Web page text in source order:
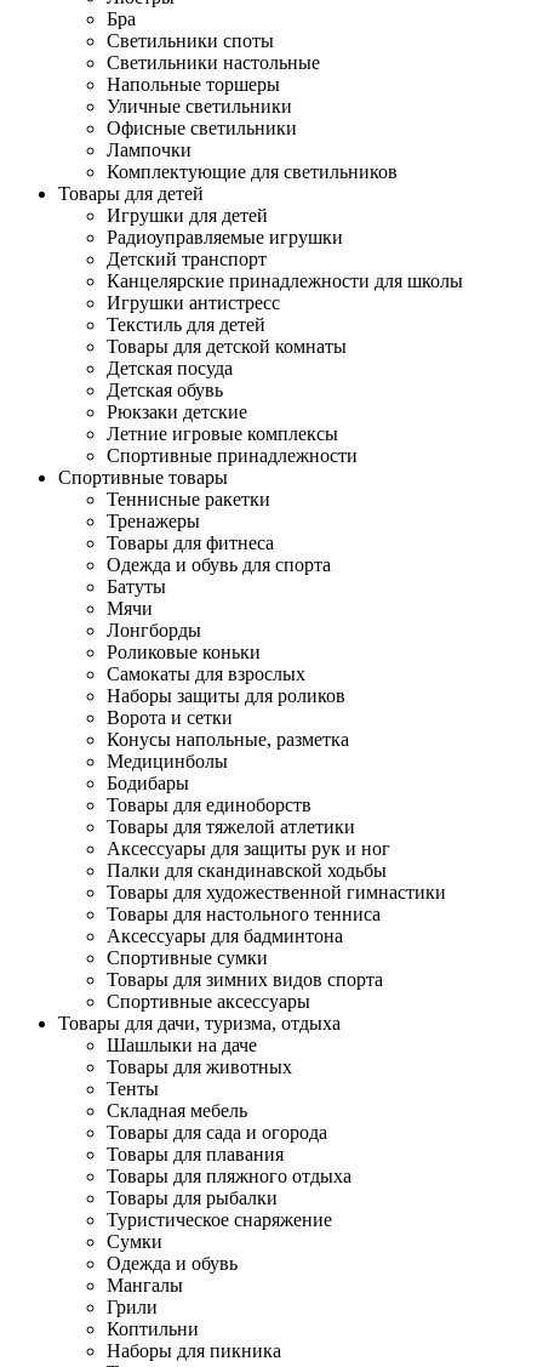
Бра
Светильники споты
Светильники настольные
Напольные торшеры
Уличные светильники
Офисные светильники
Лампочки
Комплектующие для светильников
Товары для детей
Игрушки для детей
Радиоуправляемые игрушки
Детский транспорт
Канцелярские принадлежности для школы
Игрушки антистресс
Текстиль для детей
Товары для детской комнаты
Детская посуда
Детская обувь
Рюкзаки детские
Летние игровые комплексы
Спортивные принадлежности
Спортивные товары
Теннисные ракетки
Тренажеры
Товары для фитнеса
Одежда и обувь для спорта
Батуты
Мячи
Лонгборды
Роликовые коньки
Самокаты для взрослых
Наборы защиты для роликов
Ворота и сетки
Конусы напольные, разметка
Медицинболы
Бодибары
Товары для единоборств
Товары для тяжелой атлетики
Аксессуары для защиты рук и ног
Палки для скандинавской ходьбы
Товары для художественной гимнастики
Товары для настольного тенниса
Аксессуары для бадминтона
Спортивные сумки
Товары для зимних видов спорта
Спортивные аксессуары
Товары для дачи, туризма, отдыха
Шашлыки на даче
Товары для животных
Тенты
Складная мебель
Товары для сада и огорода
Товары для плавания
Товары для пляжного отдыха
Товары для рыбалки
Туристическое снаряжение
Сумки
Одежда и обувь
Мангалы
Грили
Коптильни
Наборы для пикника